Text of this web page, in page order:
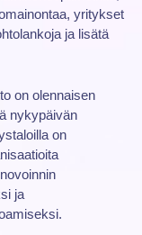
yritykset
ja lisätä
on olennaisen
nykypäivän
on
ja